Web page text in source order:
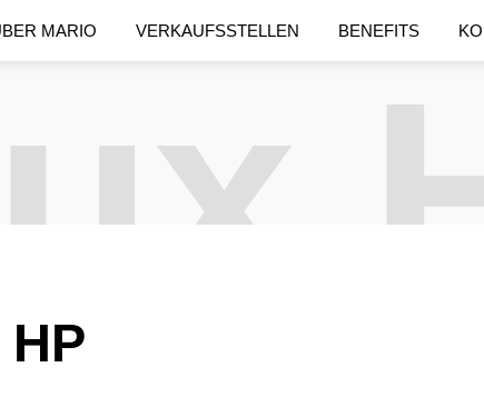
MARIO VERKAUFSSTELLEN BENEFITS